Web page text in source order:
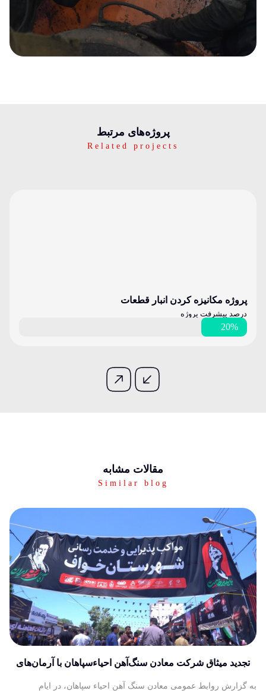
پرو‌ژه‌های مرتبط
Related projects
پروژه مکانیزه کردن انبار قطعات
درصد پیشرفت پروژه
20%
مقالات مشابه
Similar blog
تجدید میثاق شرکت معادن سنگ‌آهن احیاءسپاهان با آرمان‌های
به گزارش روابط عمومی معادن سنگ آهن احیاء سپاهان، در ایام